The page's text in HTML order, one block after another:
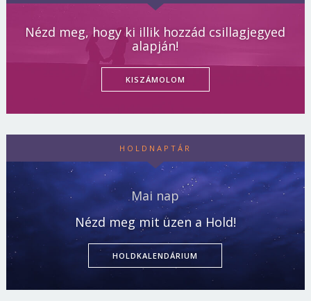
Nézd meg, hogy ki illik hozzád csillagjegyed
alapján!
KISZÁMOLOM
HOLDNAPTÁR
Mai nap
Nézd meg mit üzen a Hold!
HOLDKALENDÁRIUM